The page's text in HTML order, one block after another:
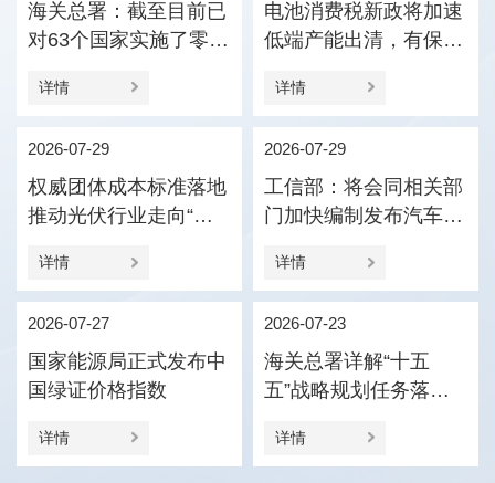
海关总署：截至目前已
对63个国家实施了零关
详情
电池消费税新政将加速
低端产能出清，有保有
详情
2026-07-29
权威团体成本标准落地
推动光伏行业走向“价
详情
2026-07-29
工信部：将会同相关部
门加快编制发布汽车企
指引
详情
2026-07-27
国家能源局正式发布中
国绿证价格指数
详情
2026-07-23
海关总署详解“十五
五”战略规划任务落实
大、进出口更加协调
详情